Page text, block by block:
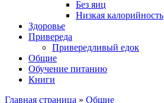
Без яиц
Низкая калорийность
Здоровье
Привереда
Привередливый едок
Общие
Обучение питанию
Книги
Главная страница » Общие